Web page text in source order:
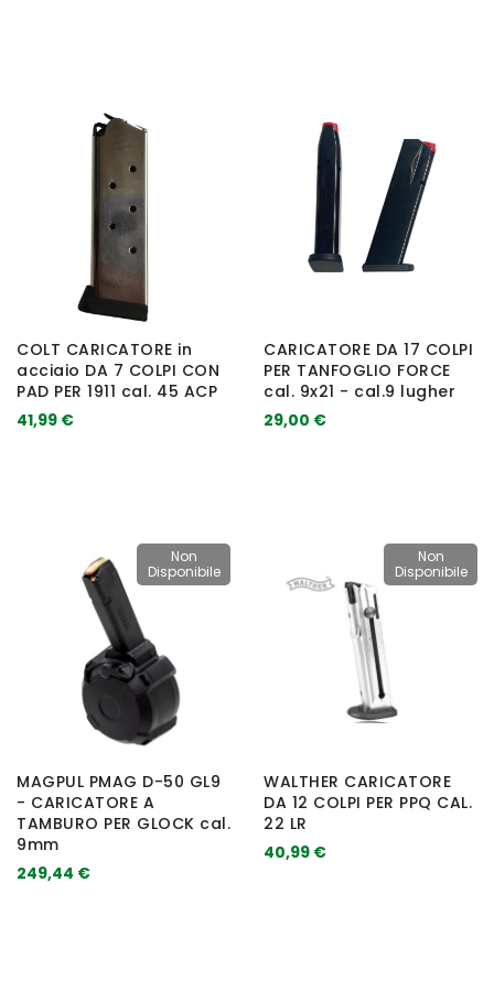
COLT CARICATORE in
acciaio DA 7 COLPI CON
PAD PER 1911 cal. 45 ACP
41,99 €
CARICATORE DA 17 COLPI
PER TANFOGLIO FORCE
cal. 9x21 - cal.9 lugher
29,00 €
Non
Disponibile
MAGPUL PMAG D-50 GL9
- CARICATORE A
TAMBURO PER GLOCK cal.
9mm
249,44 €
Non
Disponibile
WALTHER CARICATORE
DA 12 COLPI PER PPQ CAL.
22 LR
40,99 €